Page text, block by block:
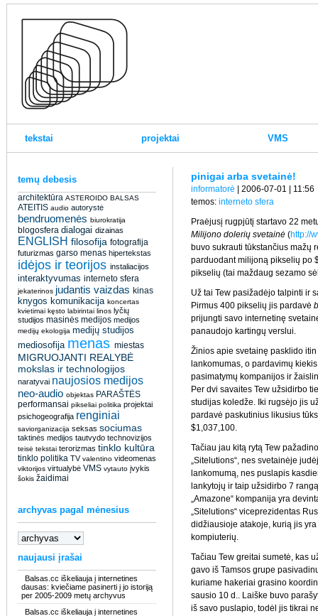
tekstai projektai VMS
temų debesis
architektūra ASTEROIDO BALSAS
ATEITIS audio autorystė
bendruomenės biurokratija
blogosfera dialogai dizainas
ENGLISH filosofija fotografija
futurizmas garso menas hipertekstas
idėjos ir teorijos instaliacijos
interaktyvumas interneto sfera
jekaterinos judantis vaizdas kinas
knygos komunikacija koncertas
kvietimai kęsto labirintai linos lyčių
studijos masinės medijos medijos
medijų ekologija medijų studijos
mediosofija menas miestas
MIGRUOJANTI REALYBĖ
mokslas ir technologijos
naratyvai naujosios medijos
neo-audio objektas PARAŠTĖS
performansai pikseliai politika projektai
psichogeografija renginiai
saviorganizacija seksas sociumas
taktinės medijos tautvydo technovizijos
teisė tekstai terorizmas tinklo kultūra
tinklo politika TV valentino videomenas
viktorijos virtualybė VMS vytauto įvykis
šokis žaidimai
archyvas pagal mėnesius
naujausi įrašai
Balsas.cc iškeliauja į internetines
dausas: kviečiame pasinerti į jo istoriją
per 2005-2009 metų archyvus
Balsas.cc iškeliauja į internetines
pinigai arba svetainė!
informatorė | 2006-07-01 | 11:56
temos: interneto sfera
Praėjusį rugpjūtį startavo 22
Milijono dolerių svetainė (http://
buvo sukrauti tūkstančius mažų
parduodant milijoną pikselių po
pikselių (tai maždaug sezamo
Už tai Tew pasižadėjo talpinti ir
Pirmus 400 pikselių jis pardavė
prijungti savo internetinę
panaudojo kartingų verslui.
Žinios apie svetainę pasklido
lankomumas, o pardavimų
pasimatymų kompanijos ir
Per dvi savaites Tew užsidirbo
studijas koledže. Iki rugsėjo jis
pardavė paskutinius likusius
$1,037,100.
Tačiau jau kitą rytą Tew
„Sitelutions“, nes svetainėje
lankomumą, nes puslapis
lankytojų ir taip užsidirbo 7
„Amazone“ kompanija yra
„Sitelutions“ viceprezidentas
didžiausioje atakoje, kurią jis
kompiuterių.
Tačiau Tew greitai sumetė, kas
gavo iš Tamsos grupe
kuriame hakeriai grasino
sausio 10 d.. Laiške buvo
iš savo puslapio, todėl jis tikrai